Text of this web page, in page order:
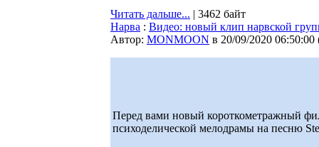
Читать дальше... | 3462 байт
Нарва : Видео: новый клип нарвской
Автор: MONMOON в 20/09/2020 06:50:00
Перед вами новый короткометражный
психоделической мелодрамы на песню